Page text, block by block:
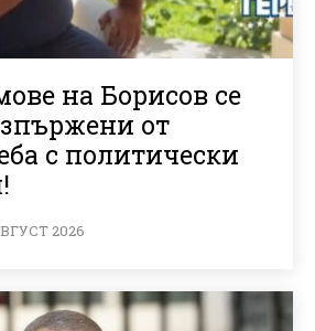
на Борисов се
от
с политически
2026